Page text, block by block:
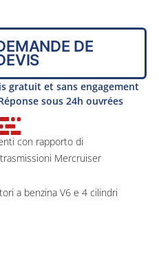
DE
gratuit et sans engagement
sous 24h ouvrées
con rapporto di
Mercruiser
a benzina V6 e 4 cilindri